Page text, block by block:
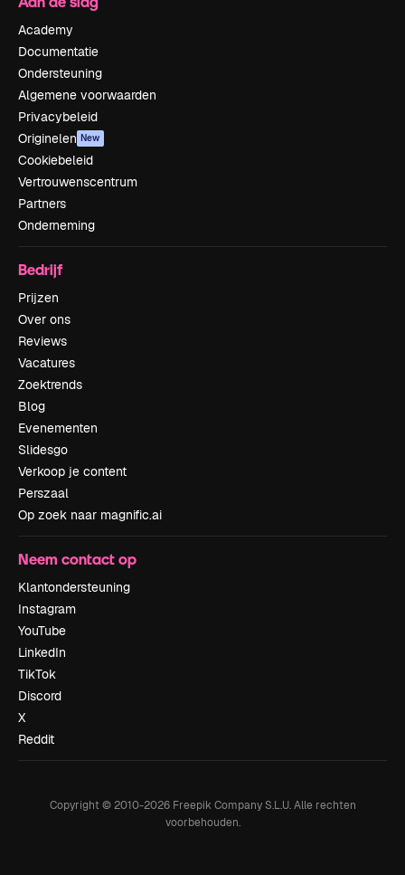
Academy
Documentatie
Ondersteuning
Algemene voorwaarden
Privacybeleid
Originelen New
Cookiebeleid
Vertrouwenscentrum
Partners
Onderneming
Bedrijf
Prijzen
Over ons
Reviews
Vacatures
Zoektrends
Blog
Evenementen
Slidesgo
Verkoop je content
Perszaal
Op zoek naar magnific.ai
Neem contact op
Klantondersteuning
Instagram
YouTube
LinkedIn
TikTok
Discord
X
Reddit
Copyright © 2010-2026Freepik Company S.L.U. Alle rechten
voorbehouden.